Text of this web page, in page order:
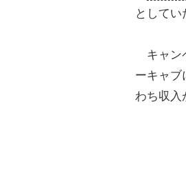
としてい
キャン
ーキャブ
わち収入